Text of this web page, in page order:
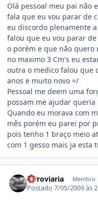
Olá pessoal meu pai não
fala que eu vou parar de
eu discordo plenamente
falou que eu vou parar de
o porém e que não quero
no maximo 3 Cm's eu
outra o medico falou que
anos e muito novo =/
Pessoal me deem uma
possam me ajudar
Quando eu morava com
mês porém eu parei por
pois tenho 1 braço meio
com 1 gesso mais ja esta
ferroviaria Membro
Postado7/05/2009 às